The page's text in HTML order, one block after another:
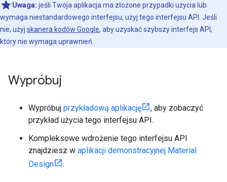
Uwaga: jeśli Twoja aplikacja ma złożone przypadki użycia lub
wymaga niestandardowego interfejsu, użyj tego interfejsu API. Jeśli
nie, użyj skanera kodów Google, aby uzyskać szybszy interfejs API,
który nie wymaga uprawnień.
Wypróbuj
Wypróbuj przykładową aplikację
, aby zobaczyć
przykład użycia tego interfejsu API.
Kompleksowe wdrożenie tego interfejsu API
znajdziesz w aplikacji demonstracyjnej Material
Design
.